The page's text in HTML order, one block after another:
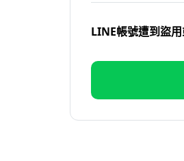
LINE帳號遭到盜